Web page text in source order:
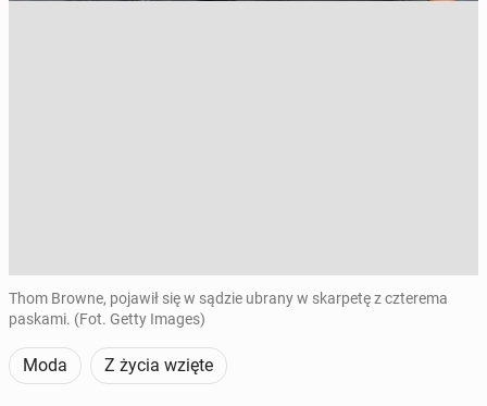
Thom Browne, pojawił się w sądzie ubrany w skarpetę z czterema
paskami. (Fot. Getty Images)
Moda Z życia wzięte